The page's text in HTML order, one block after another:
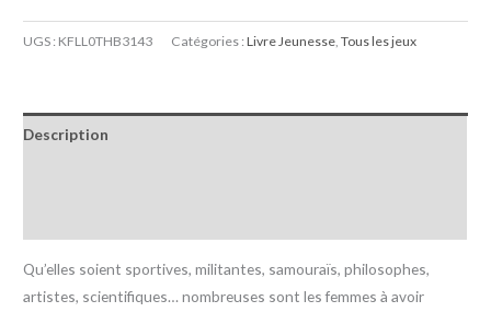
UGS : KFLL0THB3143 Catégories :Livre Jeunesse ,Tous les jeux
Description
Qu’elles soient sportives, militantes, samouraïs, philosophes,
artistes, scientifiques… nombreuses sont les femmes à avoir